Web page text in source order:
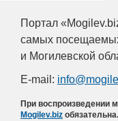
Портал
самых
и Могилевской
E-mail:
При воспроизведении
Mogilev.biz обязательна.